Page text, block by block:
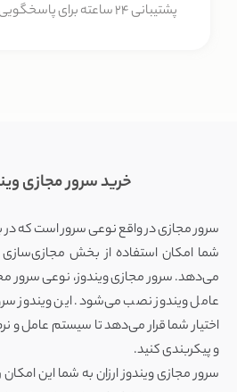
پشتیبانی ۲۴ ساعته برای پاسخگویی به مشکلات شما
خرید سرور مجازی
سرور مجازی در واقع نوعی سرور است که در
شما امکان استفاده از بخش
می‌دهد. سرور مجازی ویندوز، نوعی سرور
عامل ویندوز نصب می‌شود. این ویندوز
اختیار شما قرار می‌دهد تا سیستم عامل و
و پیکربندی کنید.
سرور مجازی ویندوز ارزان به شما این